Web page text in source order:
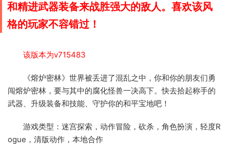
和精进武器装备来战胜强大的敌人。喜欢该风
格的玩家不容错过！
该版本为v715483
《熔炉密林》世界被丢进了混乱之中，你和你的朋友们勇
闯熔炉密林，要与其中的腐化怪兽一决高下。快去拾起称手的
武器、升级装备和技能、守护你的和平宝地吧！
游戏类型：迷宫探索，动作冒险，砍杀，角色扮演，轻度R
ogue，清版动作，本地合作